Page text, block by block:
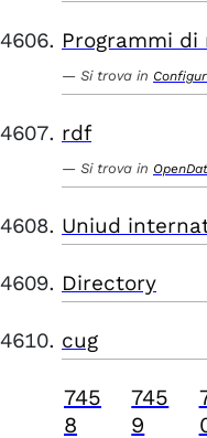
Programmi di
Si trova in
rdf
Si trova in
Uniud
Directory
cug
745
8
745
9